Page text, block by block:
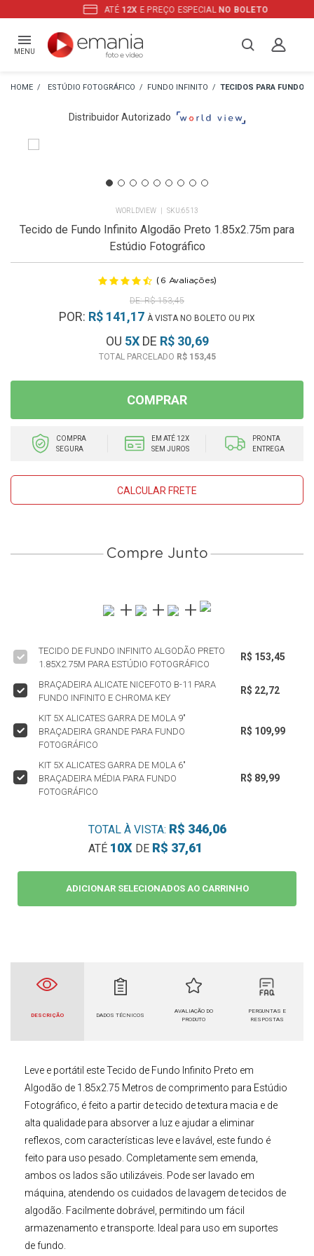
ATÉ 12XE PREÇO ESPECIALNO BOLETO
MENU
ESTÚDIO FOTOGRÁFICO FUNDO INFINITO TECIDOS PARA FUNDO
Distribuidor Autorizado
WORLDVIEW 6513
Tecido de Fundo Infinito Algodão Preto 1.85x2.75m para
Estúdio Fotográfico
( 6 Avaliações)
R$ 153,45
POR: R$ 141,17 À VISTA NO BOLETO OU PIX
OU 5XDE R$ 30,69
R$ 153,45
COMPRAR
COMPRA
SEGURA
EM ATÉ 12X
SEM JUROS
PRONTA
ENTREGA
CALCULAR FRETE
Compre Junto
TECIDO DE FUNDO INFINITO ALGODÃO PRETO
1.85X2.75M PARA ESTÚDIO FOTOGRÁFICO
R$ 153,45
BRAÇADEIRA ALICATE NICEFOTO B-11 PARA
FUNDO INFINITO E CHROMA KEY
R$ 22,72
KIT 5X ALICATES GARRA DE MOLA 9"
BRAÇADEIRA GRANDE PARA FUNDO
FOTOGRÁFICO
R$ 109,99
KIT 5X ALICATES GARRA DE MOLA 6"
BRAÇADEIRA MÉDIA PARA FUNDO
FOTOGRÁFICO
R$ 89,99
ADICIONAR SELECIONADOS AO CARRINHO
TOTAL À VISTA: R$ 346,06
ATÉ 10XDE R$ 37,61
DESCRIÇÃO DADOS TÉCNICOS
AVALIAÇÃO DO
PRODUTO
PERGUNTAS E
RESPOSTAS
Leve e portátil esteTecido de Fundo Infinito Preto em
Algodão de 1.85x2.75 Metros de comprimento para Estúdio
Fotográfico , é feito a partir de tecido de textura macia e de
alta qualidade para absorver a luz e ajudar a eliminar
reflexos, com características leve e lavável, este fundo é
feito para uso pesado. Completamente sem emenda,
ambos os lados são utilizáveis. Pode ser lavado em
máquina, atendendo os cuidados de lavagem de tecidos de
algodão. Facilmente dobrável, permitindo um fácil
armazenamento e transporte. Ideal para uso em suportes
de fundo.